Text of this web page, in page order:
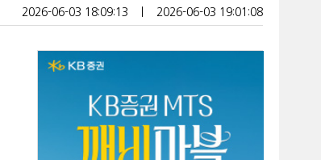
2026-06-03 18:09:13 2026-06-03 19:01:08